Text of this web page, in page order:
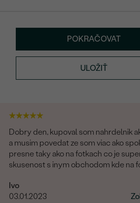
POKRAČOVAT
ULOŽIŤ
Dobry den, kupoval som nahrdelnik
a musim povedat ze som viac ako
presne taky ako na fotkach co je
skusenost s inym obchodom kde na
presne velkostne sedi s realitou (foto
sperk prisiel krasne zabaleny aj s
Ivo
03.01.2023